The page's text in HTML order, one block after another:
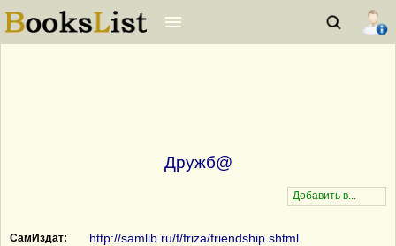
Дружб@
СамИздат: http://samlib.ru/f/friza/friendship.shtml